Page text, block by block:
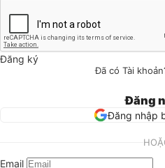
Đăng ký
Đã có Tài
Đăng
Đăng nhập
Email